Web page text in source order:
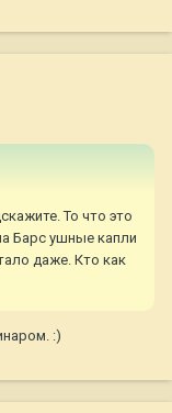
То что это
Барс ушные капли
даже. Кто как
:)